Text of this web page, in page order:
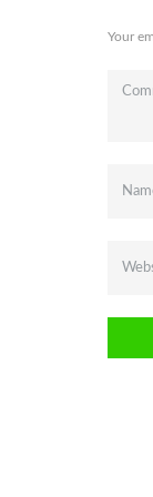
Your